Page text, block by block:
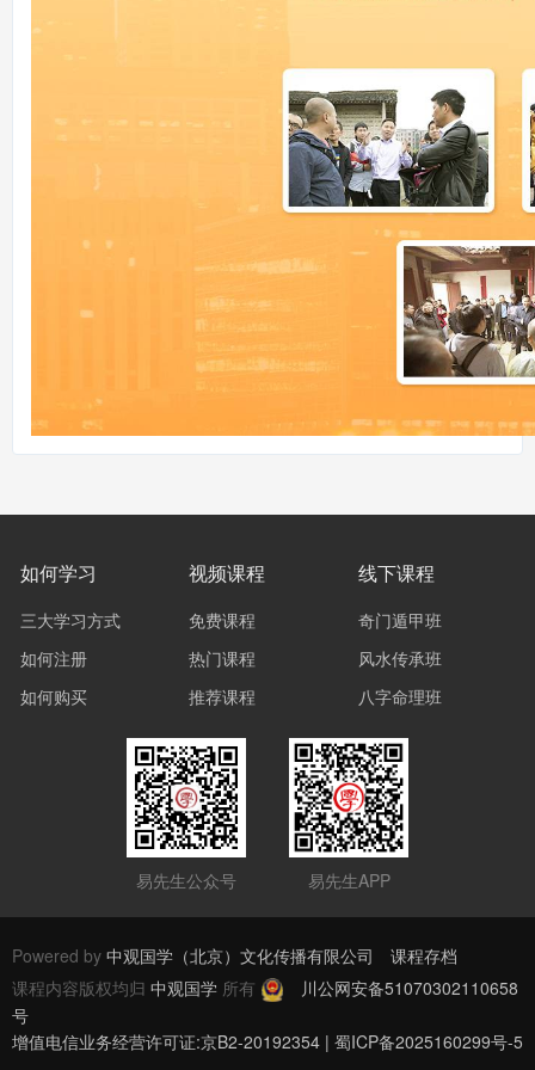
如何学习
三大学习方式
如何注册
如何购买
视频课程
免费课程
热门课程
推荐课程
线下课程
奇门遁甲班
风水传承班
八字命理班
易先生公众号 易先生APP
Powered by 中观国学（北京）文化传播有限公司
课程存档
课程内容版权均归 中观国学 所有
川公网安备51070302110658
号
增值电信业务经营许可证:京B2-20192354 | 蜀ICP备2025160299号-5